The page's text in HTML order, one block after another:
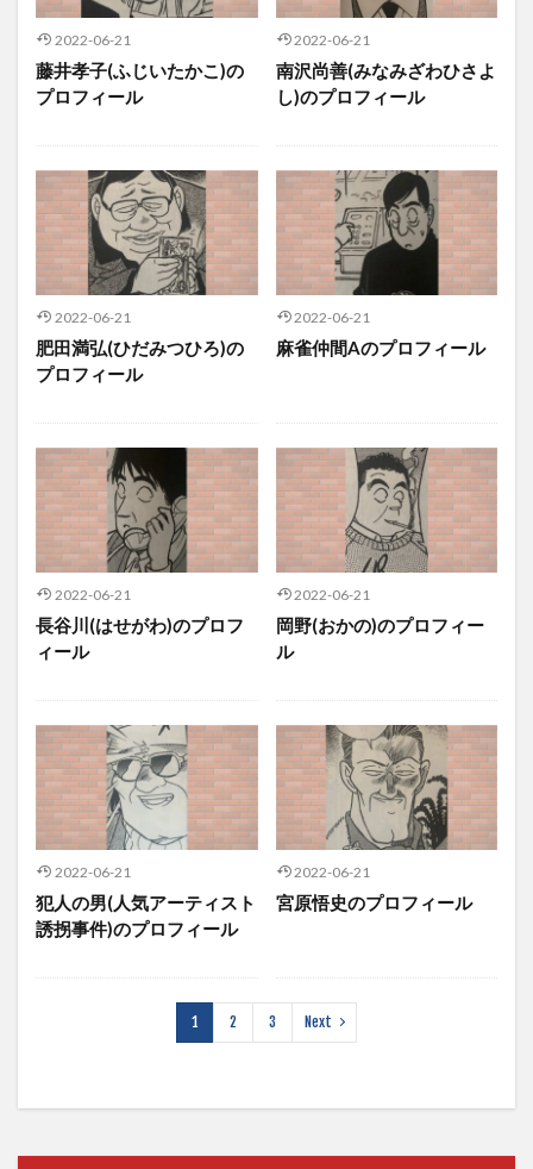
2022-06-21
藤井孝子(ふじいたかこ)の
プロフィール
2022-06-21
南沢尚善(みなみざわひさよ
し)のプロフィール
2022-06-21
肥田満弘(ひだみつひろ)の
プロフィール
2022-06-21
麻雀仲間Aのプロフィール
2022-06-21
長谷川(はせがわ)のプロフ
ィール
2022-06-21
岡野(おかの)のプロフィー
ル
2022-06-21
犯人の男(人気アーティスト
誘拐事件)のプロフィール
2022-06-21
宮原悟史のプロフィール
1 2 3 Next